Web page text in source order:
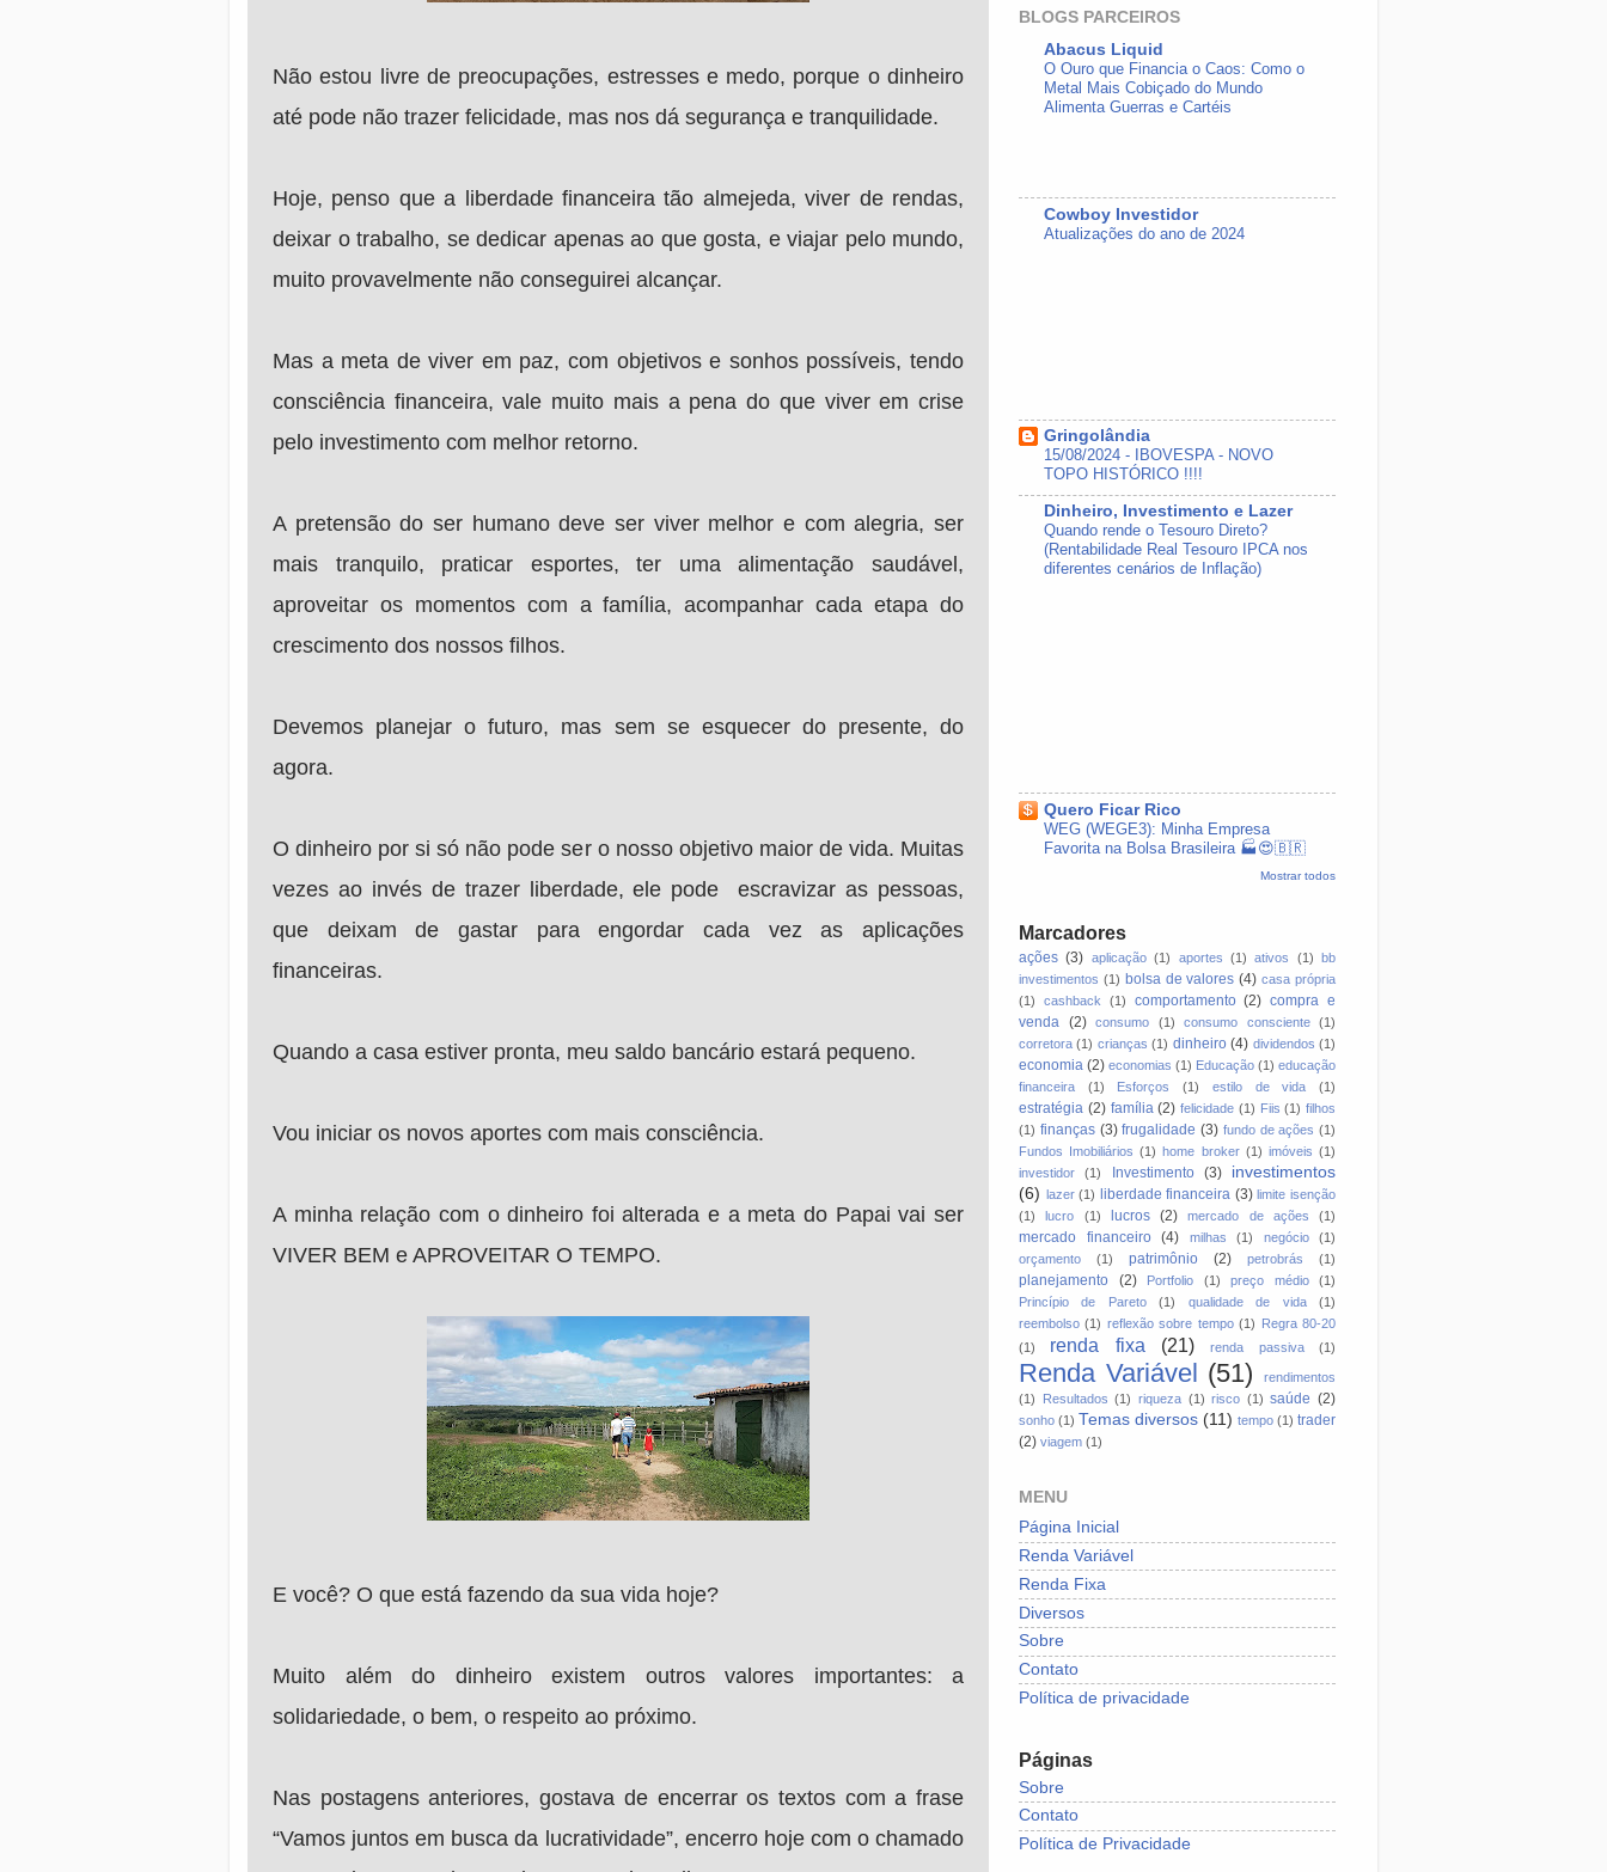
Não estou livre de preocupações, estresses e medo, porque o dinheiro
até pode não trazer felicidade, mas nos dá segurança e tranquilidade.
Hoje, penso que a liberdade financeira tão almejeda, viver de rendas,
deixar o trabalho, se dedicar apenas ao que gosta, e viajar pelo mundo,
muito provavelmente não conseguirei alcançar.
Mas a meta de viver em paz, com objetivos e sonhos possíveis, tendo
consciência financeira, vale muito mais a pena do que viver em crise
pelo investimento com melhor retorno.
A pretensão do ser humano deve ser viver melhor e com alegria, ser
mais tranquilo, praticar esportes, ter uma alimentação saudável,
aproveitar os momentos com a família, acompanhar cada etapa do
crescimento dos nossos filhos.
Devemos planejar o futuro, mas sem se esquecer do presente, do
agora.
O dinheiro por si só não pode ser o nosso objetivo maior de vida. Muitas
vezes ao invés de trazer liberdade, ele pode escravizar as pessoas,
que deixam de gastar para engordar cada vez as aplicações
financeiras.
Quando a casa estiver pronta, meu saldo bancário estará pequeno.
Vou iniciar os novos aportes com mais consciência.
A minha relação com o dinheiro foi alterada e a meta do Papai vai ser
VIVER BEM e APROVEITAR O TEMPO.
E você? O que está fazendo da sua vida hoje?
Muito além do dinheiro existem outros valores importantes: a
solidariedade, o bem, o respeito ao próximo.
Nas postagens anteriores, gostava de encerrar os textos com a frase
“Vamos juntos em busca da lucratividade”, encerro hoje com o chamado
BLOGS PARCEIROS
Abacus Liquid
O Ouro que Financia o Caos: Como o
Metal Mais Cobiçado do Mundo
Alimenta Guerras e Cartéis
Cowboy Investidor
Atualizações do ano de 2024
Gringolândia
15/08/2024 - IBOVESPA - NOVO
TOPO HISTÓRICO !!!!
Dinheiro, Investimento e Lazer
Quando rende o Tesouro Direto?
(Rentabilidade Real Tesouro IPCA nos
diferentes cenários de Inflação)
Quero Ficar Rico
WEG (WEGE3): Minha Empresa
Favorita na Bolsa Brasileira 🏭😍🇧🇷
Mostrar todos
Marcadores
ações (3) aplicação (1) aportes (1) ativos (1) bb
investimentos (1) bolsa de valores (4) casa própria
(1)
cashback (1) comportamento (2) compra e
venda (2) consumo (1) consumo consciente
(1)
corretora (1) crianças (1) dinheiro (4) dividendos (1)
economia (2) economias (1) Educação (1) educação
financeira
(1) Esforços (1) estilo de vida (1)
estratégia (2) família (2) felicidade (1) Fiis (1) filhos
(1) finanças (3) frugalidade (3) fundo de ações (1)
Fundos Imobiliários (1) home broker (1) imóveis (1)
investidor
(1) Investimento (3)
investimentos
(6) lazer (1) liberdade financeira (3) limite isenção
(1)
lucro (1) lucros (2) mercado de ações (1)
mercado financeiro (4) milhas (1) negócio
(1)
orçamento
(1) patrimônio (2) petrobrás (1)
planejamento (2) Portfolio (1) preço médio
(1)
Princípio de Pareto
(1) qualidade de vida
(1)
reembolso (1) reflexão sobre tempo (1) Regra 80-20
(1)
renda fixa (21) renda passiva (1)
Renda Variável (51)
rendimentos
(1)
Resultados (1) riqueza (1) risco (1) saúde (2)
sonho (1) Temas diversos (11) tempo (1) trader
(2) viagem (1)
MENU
Página Inicial
Renda Variável
Renda Fixa
Diversos
Sobre
Contato
Política de privacidade
Páginas
Sobre
Contato
Política de Privacidade